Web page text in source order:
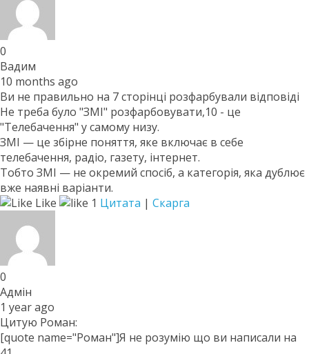
0
Вадим
10 months ago
Ви не правильно на 7 сторінці розфарбували відповіді
Не треба було "ЗМІ" розфарбовувати,10 - це
"Телебачення" у самому низу.
ЗМІ — це збірне поняття, яке включає в себе
телебачення, радіо, газету, інтернет.
Тобто ЗМІ — не окремий спосіб, а категорія, яка дублює
вже наявні варіанти.
Like
1 Цитата | Скарга
0
Адмін
1 year ago
Цитую Роман:
[quote name="Роман"]Я не розумію що ви написали на